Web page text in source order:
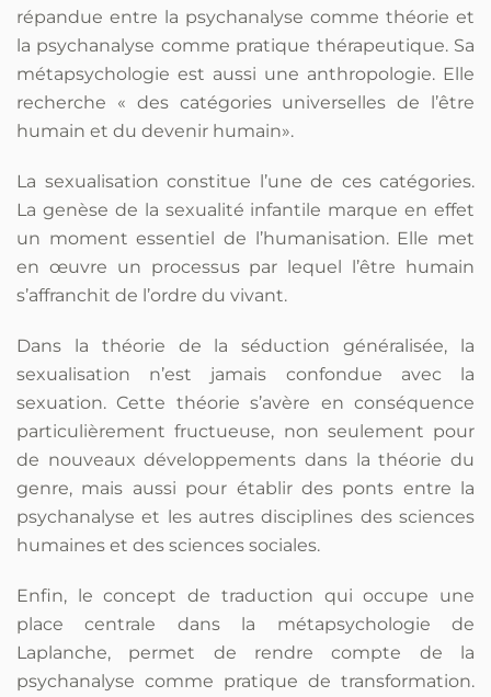
répandue entre la psychanalyse comme théorie et
la psychanalyse comme pratique thérapeutique. Sa
métapsychologie est aussi une anthropologie. Elle
recherche « des catégories universelles de l’être
humain et du devenir humain».
La sexualisation constitue l’une de ces catégories.
La genèse de la sexualité infantile marque en effet
un moment essentiel de l’humanisation. Elle met
en œuvre un processus par lequel l’être humain
s’affranchit de l’ordre du vivant.
Dans la théorie de la séduction généralisée, la
sexualisation n’est jamais confondue avec la
sexuation. Cette théorie s’avère en conséquence
particulièrement fructueuse, non seulement pour
de nouveaux développements dans la théorie du
genre, mais aussi pour établir des ponts entre la
psychanalyse et les autres disciplines des sciences
humaines et des sciences sociales.
Enfin, le concept de traduction qui occupe une
place centrale dans la métapsychologie de
Laplanche, permet de rendre compte de la
psychanalyse comme pratique de transformation.